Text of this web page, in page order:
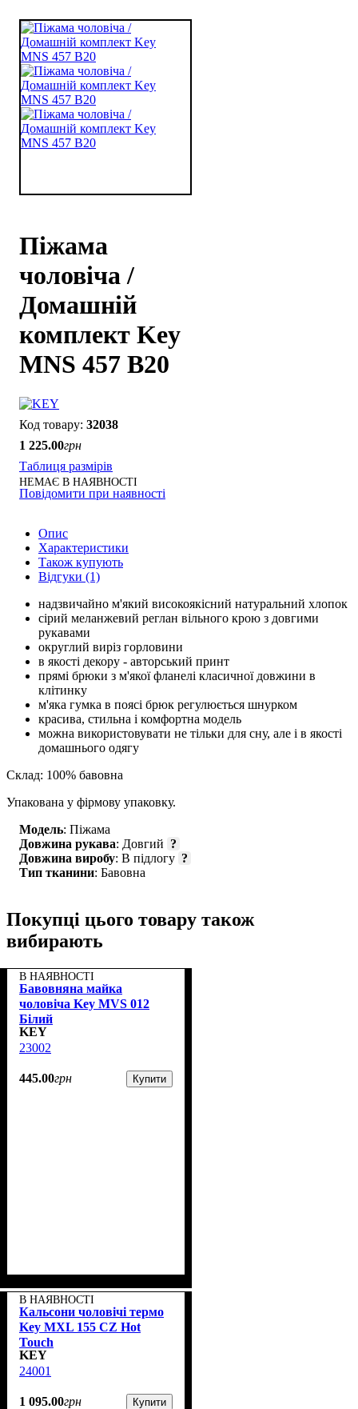
Піжама
чоловіча /
Домашній
комплект Key
MNS 457 B20
32038
1 225.00грн
Таблиця размірів
НЕМАЄ В НАЯВНОСТІ
Повідомити при наявності
Опис
Характеристики
Також купують
Відгуки (1)
надзвичайно м'який високоякісний натуральний хлопок
сірий меланжевий реглан вільного крою з довгими
рукавами
округлий виріз горловини
в якості декору - авторський принт
прямі брюки з м'якої фланелі класичної довжини в
клітинку
м'яка гумка в поясі брюк регулюється шнурком
красива, стильна і комфортна модель
можна використовувати не тільки для сну, але і в якості
домашнього одягу
Склад: 100% бавовна
Упакована у фірмову упаковку.
Модель: Піжама
Довжина рукава: Довгий ?
Довжина виробу: В підлогу ?
Тип тканини: Бавовна
Покупці цього товару також
вибирають
В НАЯВНОСТІ
Бавовняна майка
чоловіча Key MVS 012
Білий
KEY
23002
445.00грн Купити
В НАЯВНОСТІ
Кальсони чоловічі термо
Key MXL 155 CZ Hot
Touch
KEY
24001
1 095.00грн Купити